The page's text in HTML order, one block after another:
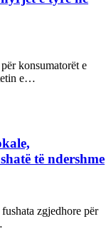
konsumatorët e
e…
të ndershme
zgjedhore për